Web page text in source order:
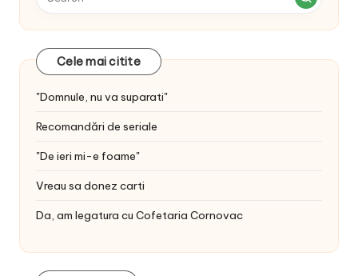
Cele mai citite
"Domnule, nu va suparati"
Recomandări de seriale
"De ieri mi-e foame"
Vreau sa donez carti
Da, am legatura cu Cofetaria Cornovac